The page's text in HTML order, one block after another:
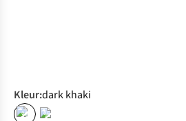
Kleur:dark khaki
% %